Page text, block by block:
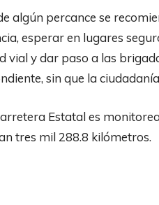
algún percance se
esperar en lugares
vial y dar paso a las
sin que la
Estatal es
tres mil 288.8 kilómetros.